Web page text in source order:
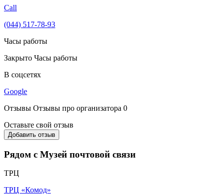
Call
(044) 517-78-93
Часы работы
Закрыто Часы работы
В соцсетях
Google
Отзывы Отзывы про организатора 0
Оставьте свой отзыв
Добавить отзыв
Рядом с Музей почтовой связи
ТРЦ
ТРЦ «Комод»